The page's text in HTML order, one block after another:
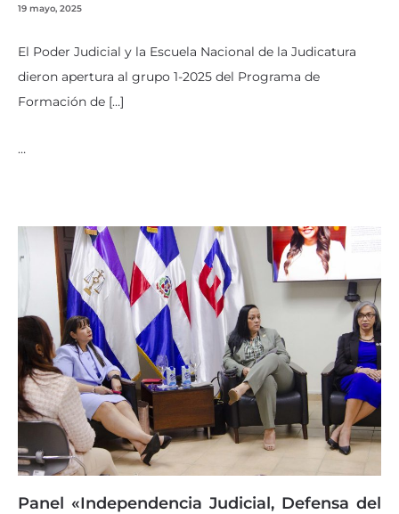
19 mayo, 2025
El Poder Judicial y la Escuela Nacional de la Judicatura
dieron apertura al grupo 1-2025 del Programa de
Formación de […]
…
Panel «Independencia Judicial, Defensa del